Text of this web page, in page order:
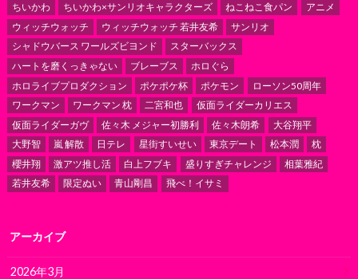
ちいかわ
ちいかわ×サンリオキャラクターズ ねこねこ食パン
アニメ
ウィッチウォッチ
ウィッチウォッチ 若井友希
サンリオ
シャドウバース ワールズビヨンド
スターバックス
ハートを磨くっきゃない
ブレーブス
ホロぐら
ホロライブプロダクション
ポケポケ杯 ポケモン
ローソン50周年
ワークマン
ワークマン 枕 二宮和也
仮面ライダーカリエス
仮面ライダーガヴ
佐々木 メジャー初勝利 佐々木朗希
大谷翔平
大野智
嵐 解散 日テレ 星街すいせい 東京デート 松本潤
枕
櫻井翔
激アツ推し活 白上フブキ 盛りすぎチャレンジ
相葉雅紀
若井友希
限定ぬい 青山剛昌 飛べ！イサミ
アーカイブ
2026年3月